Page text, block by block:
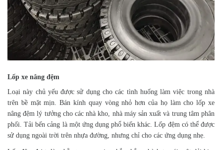
Lốp xe nâng đệm
Loại này chủ yếu được sử dụng cho các tình huống làm việc trong nhà
trên bề mặt mịn. Bán kính quay vòng nhỏ hơn của họ làm cho lốp xe
nâng đệm lý tưởng cho các nhà kho, nhà máy sản xuất và trung tâm phân
phối. Tải bến cảng là một ứng dụng phổ biến khác. Lốp đệm có thể được
sử dụng ngoài trời trên nhựa đường, nhưng chỉ cho các ứng dụng nhẹ.